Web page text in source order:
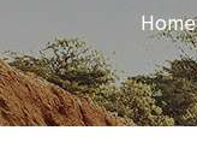
Home